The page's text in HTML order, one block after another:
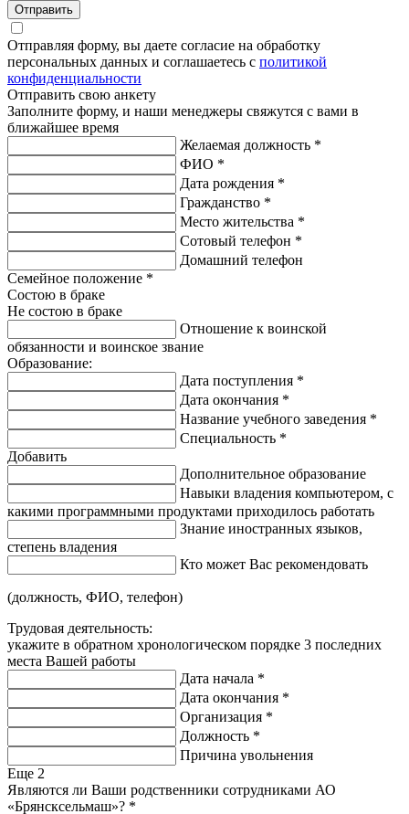
Отправить
Отправляя форму, вы даете согласие на обработку
персональных данных и соглашаетесь с политикой
конфиденциальности
Отправить свою анкету
Заполните форму, и наши менеджеры свяжутся с вами в
ближайшее время
Желаемая должность *
ФИО *
Дата рождения *
Гражданство *
Место жительства *
Сотовый телефон *
Домашний телефон
Семейное положение *
Состою в браке
Не состою в браке
Отношение к воинской
обязанности и воинское звание
Образование:
Дата поступления *
Дата окончания *
Название учебного заведения *
Специальность *
Добавить
Дополнительное образование
Навыки владения компьютером, с
какими программными продуктами приходилось работать
Знание иностранных языков,
степень владения
Кто может Вас рекомендовать
(должность, ФИО, телефон)
Трудовая деятельность:
укажите в обратном хронологическом порядке 3 последних
места Вашей работы
Дата начала *
Дата окончания *
Организация *
Должность *
Причина увольнения
Еще 2
Являются ли Ваши родственники сотрудниками АО
«Брянсксельмаш»? *